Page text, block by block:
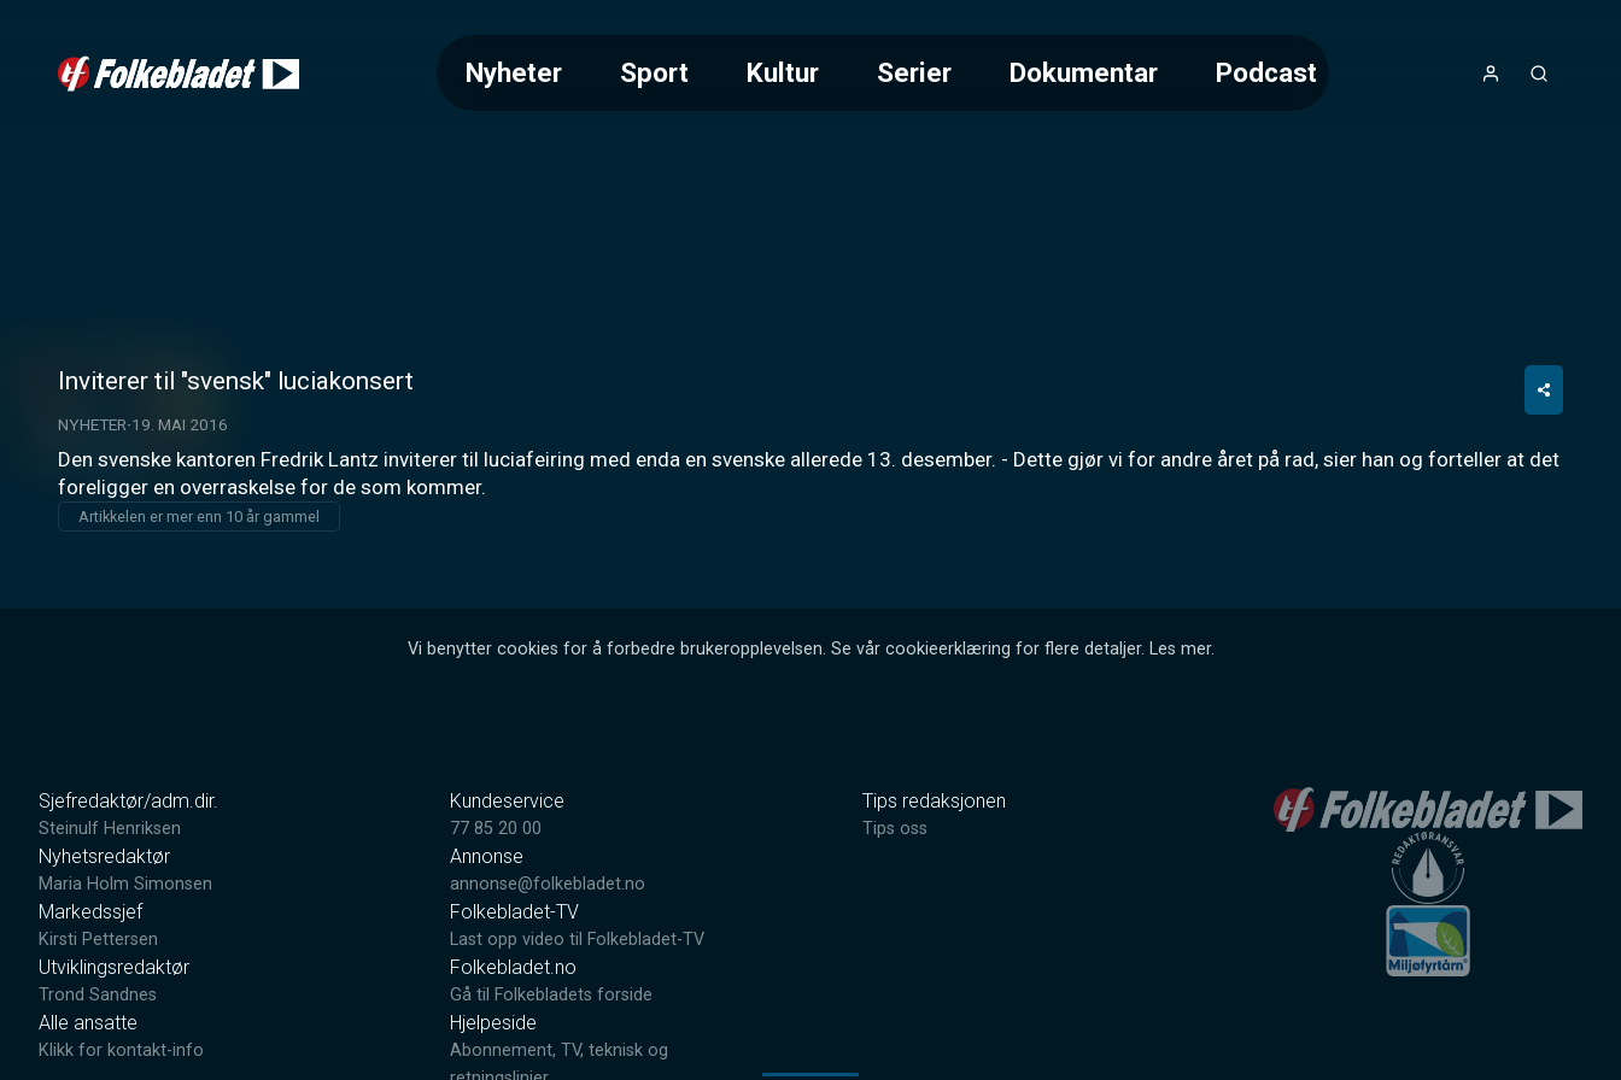
Nyheter Sport Kultur Serier Dokumentar Podcast
Inviterer til "svensk" luciakonsert
NYHETER 19. MAI 2016
Den svenske kantoren Fredrik Lantz inviterer til luciafeiring med enda en svenske allerede 13. desember. - Dette gjør vi for andre året på rad, sier han og forteller at det
foreligger en overraskelse for de som kommer.
Artikkelen er mer enn 10 år gammel
Vi benytter cookies for å forbedre brukeropplevelsen. Se vår cookieerklæring for flere detaljer. Les mer.
Sjefredaktør/adm.dir.
Steinulf Henriksen
Nyhetsredaktør
Maria Holm Simonsen
Markedssjef
Kirsti Pettersen
Utviklingsredaktør
Trond Sandnes
Alle ansatte
Klikk for kontakt-info
Kundeservice
77 85 20 00
Annonse
annonse@folkebladet.no
Folkebladet-TV
Last opp video til Folkebladet-TV
Folkebladet.no
Gå til Folkebladets forside
Hjelpeside
Abonnement, TV, teknisk og
Tips redaksjonen
Tips oss